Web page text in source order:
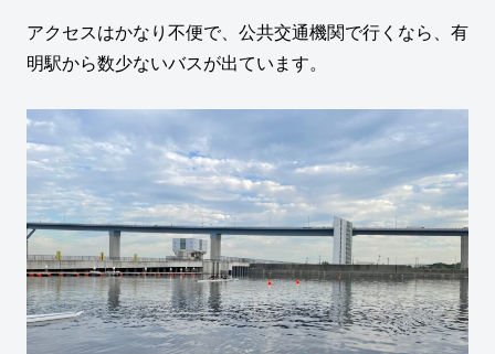
アクセスはかなり不便で、公共交通機関で行くなら、有
明駅から数少ないバスが出ています。